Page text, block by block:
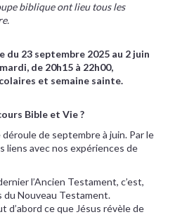
biblique ont lieu tous les
du 23 septembre 2025 au 2 juin
de 20h15 à 22h00,
et semaine sainte.
Bible et Vie ?
de septembre à juin. Par le
liens avec nos expériences de
l’Ancien Testament, c’est,
du Nouveau Testament.
d’abord ce que Jésus révèle de